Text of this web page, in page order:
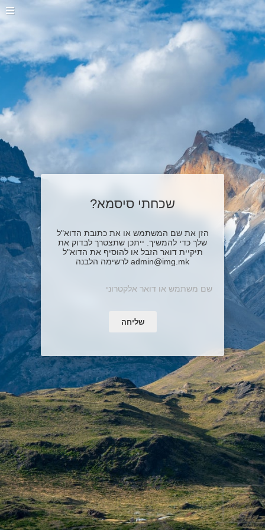
שכחתי סיסמא?
הזן את שם המשתמש או את כתובת הדוא"ל
שלך כדי להמשיך. ייתכן שתצטרך לבדוק את
תיקיית דואר הזבל או להוסיף את הדוא"ל
admin@img.mk לרשימה הלבנה
שליחה